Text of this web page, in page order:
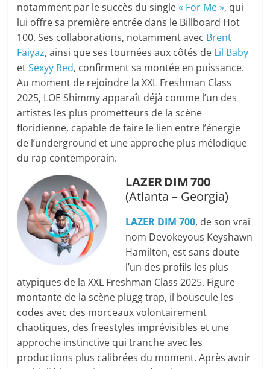
notamment par le succès du single« For Me », qui
lui offre sa première entrée dans le Billboard Hot
100. Ses collaborations, notamment avec Brent
Faiyaz, ainsi que ses tournées aux côtés de Lil Baby
etSexyy Red, confirment sa montée en puissance.
Au moment de rejoindre la XXL Freshman Class
2025, LOE Shimmy apparaît déjà comme l’un des
artistes les plus prometteurs de la scène
floridienne, capable de faire le lien entre l’énergie
de l’underground et une approche plus mélodique
du rap contemporain.
LAZER DIM 700
(Atlanta – Georgia)
LAZER DIM 700, de son vrai
nom Devokeyous Keyshawn
Hamilton, est sans doute
l’un des profils les plus
atypiques de la XXL Freshman Class 2025. Figure
montante de la scène plugg trap, il bouscule les
codes avec des morceaux volontairement
chaotiques, des freestyles imprévisibles et une
approche instinctive qui tranche avec les
productions plus calibrées du moment. Après avoir